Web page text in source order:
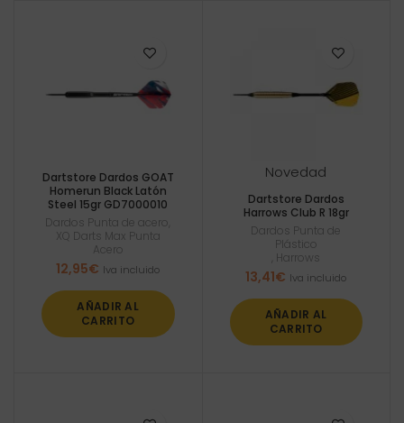
Dartstore Dardos GOAT
Homerun Black Latón
Steel 15gr GD7000010
Dardos Punta de acero
XQ Darts Max Punta
Acero
12,95€ Iva incluido
AÑADIR AL
CARRITO
Novedad
Dartstore Dardos
Harrows Club R 18gr
Dardos Punta de
Plástico
Harrows
13,41€ Iva incluido
AÑADIR AL
CARRITO